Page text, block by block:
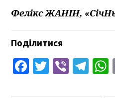
Фелікс ЖАНІН,
Поділитися
Facebook
Twitter
Viber